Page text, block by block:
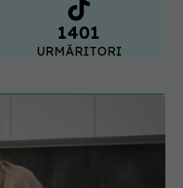
1401
URMĂRITORI